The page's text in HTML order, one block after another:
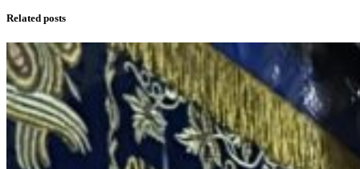
Related posts